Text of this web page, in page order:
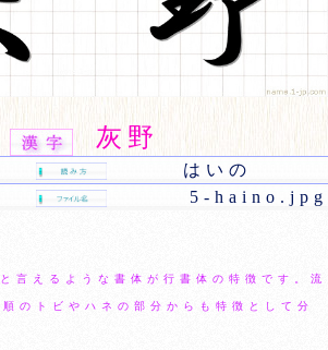
灰野
はいの
5-haino.jpg
言えるような書体が行書体の特徴です。流
のトビやハネの部分からも特徴として分